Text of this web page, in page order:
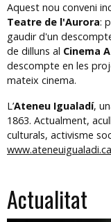
Aquest nou conveni
Teatre de l'Aurora:
gaudir d'un
de dilluns al Cinema
descompte en les
mateix cinema.
L’Ateneu Igualadí,
1863. Actualment,
culturals, activisme
Actualitat